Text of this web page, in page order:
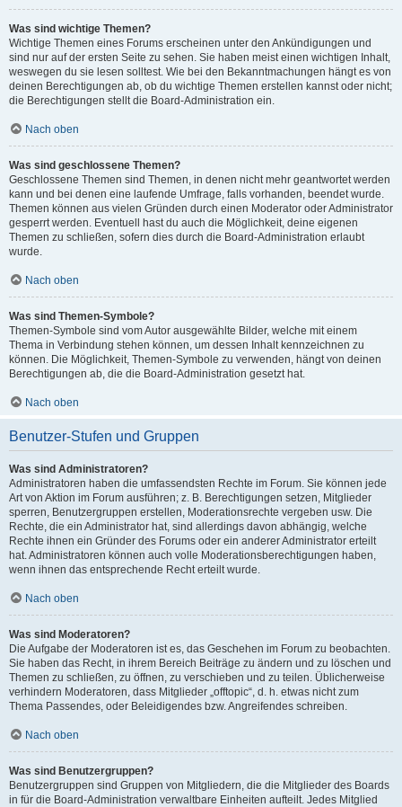
Was sind wichtige Themen?
Wichtige Themen eines Forums erscheinen unter den Ankündigungen und
sind nur auf der ersten Seite zu sehen. Sie haben meist einen wichtigen Inhalt,
weswegen du sie lesen solltest. Wie bei den Bekanntmachungen hängt es von
deinen Berechtigungen ab, ob du wichtige Themen erstellen kannst oder nicht;
die Berechtigungen stellt die Board-Administration ein.
Nach oben
Was sind geschlossene Themen?
Geschlossene Themen sind Themen, in denen nicht mehr geantwortet werden
kann und bei denen eine laufende Umfrage, falls vorhanden, beendet wurde.
Themen können aus vielen Gründen durch einen Moderator oder Administrator
gesperrt werden. Eventuell hast du auch die Möglichkeit, deine eigenen
Themen zu schließen, sofern dies durch die Board-Administration erlaubt
wurde.
Nach oben
Was sind Themen-Symbole?
Themen-Symbole sind vom Autor ausgewählte Bilder, welche mit einem
Thema in Verbindung stehen können, um dessen Inhalt kennzeichnen zu
können. Die Möglichkeit, Themen-Symbole zu verwenden, hängt von deinen
Berechtigungen ab, die die Board-Administration gesetzt hat.
Nach oben
Benutzer-Stufen und Gruppen
Was sind Administratoren?
Administratoren haben die umfassendsten Rechte im Forum. Sie können jede
Art von Aktion im Forum ausführen; z. B. Berechtigungen setzen, Mitglieder
sperren, Benutzergruppen erstellen, Moderationsrechte vergeben usw. Die
Rechte, die ein Administrator hat, sind allerdings davon abhängig, welche
Rechte ihnen ein Gründer des Forums oder ein anderer Administrator erteilt
hat. Administratoren können auch volle Moderationsberechtigungen haben,
wenn ihnen das entsprechende Recht erteilt wurde.
Nach oben
Was sind Moderatoren?
Die Aufgabe der Moderatoren ist es, das Geschehen im Forum zu beobachten.
Sie haben das Recht, in ihrem Bereich Beiträge zu ändern und zu löschen und
Themen zu schließen, zu öffnen, zu verschieben und zu teilen. Üblicherweise
verhindern Moderatoren, dass Mitglieder „offtopic“, d. h. etwas nicht zum
Thema Passendes, oder Beleidigendes bzw. Angreifendes schreiben.
Nach oben
Was sind Benutzergruppen?
Benutzergruppen sind Gruppen von Mitgliedern, die die Mitglieder des Boards
in für die Board-Administration verwaltbare Einheiten aufteilt. Jedes Mitglied